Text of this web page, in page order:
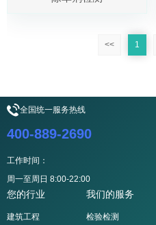
<< 1
全国统一服务热线
400-889-2690
工作时间：
周一至周日 8:00-22:00
您的行业
建筑工程
我们的服务
检验检测